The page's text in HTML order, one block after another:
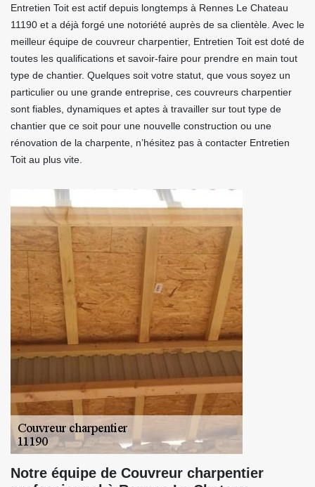
Entretien Toit est actif depuis longtemps à Rennes Le Chateau
11190 et a déjà forgé une notoriété auprès de sa clientèle. Avec le
meilleur équipe de couvreur charpentier, Entretien Toit est doté de
toutes les qualifications et savoir-faire pour prendre en main tout
type de chantier. Quelques soit votre statut, que vous soyez un
particulier ou une grande entreprise, ces couvreurs charpentier
sont fiables, dynamiques et aptes à travailler sur tout type de
chantier que ce soit pour une nouvelle construction ou une
rénovation de la charpente, n’hésitez pas à contacter Entretien
Toit au plus vite.
Notre équipe de Couvreur charpentier